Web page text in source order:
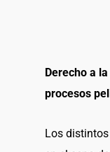
Derecho a
procesos
Los